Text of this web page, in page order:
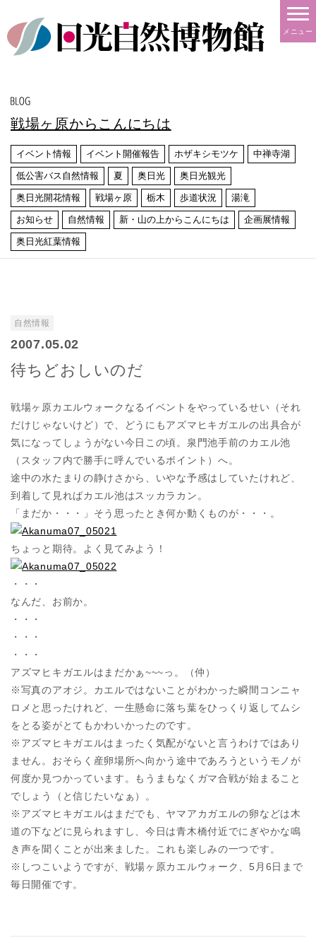
メニュー
戦場ヶ原からこんにちは
イベント情報 イベント開催報告 ホザキシモツケ 中禅寺湖
低公害バス自然情報 夏 奥日光 奥日光観光
奥日光開花情報 戦場ヶ原 栃木 歩道状況 湯滝
お知らせ 自然情報 新・山の上からこんにちは 企画展情報
奥日光紅葉情報
自然情報
2007.05.02
待ちどおしいのだ
戦場ヶ原カエルウォークなるイベントをやっているせい（それ
だけじゃないけど）で、どうにもアズマヒキガエルの出具合が
気になってしょうがない今日この頃。泉門池手前のカエル池
（スタッフ内で勝手に呼んでいるポイント）へ。
途中の水たまりの静けさから、いやな予感はしていたけれど、
到着して見ればカエル池はスッカラカン。
「まだか・・・」そう思ったとき何か動くものが・・・。
ちょっと期待。よく見てみよう！
・・・
なんだ、お前か。
・・・
・・・
・・・
アズマヒキガエルはまだかぁ~~~っ。（仲）
※写真のアオジ。カエルではないことがわかった瞬間コンニャ
ロメと思ったけれど、一生懸命に落ち葉をひっくり返してムシ
をとる姿がとてもかわいかったのです。
※アズマヒキガエルはまったく気配がないと言うわけではあり
ません。おそらく産卵場所へ向かう途中であろうというモノが
何度か見つかっています。もうまもなくガマ合戦が始まること
でしょう（と信じたいなぁ）。
※アズマヒキガエルはまだでも、ヤマアカガエルの卵などは木
道の下などに見られますし、今日は青木橋付近でにぎやかな鳴
き声を聞くことが出来ました。これも楽しみの一つです。
※しつこいようですが、戦場ヶ原カエルウォーク、5月6日まで
毎日開催です。